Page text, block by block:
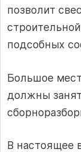
позволит
подсобных
Большое
должны
В настоящее